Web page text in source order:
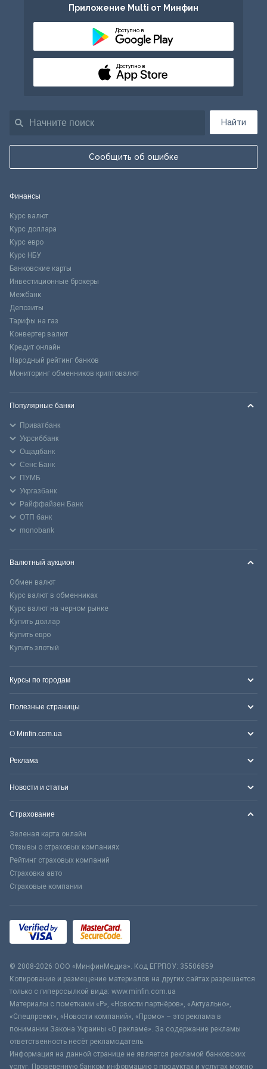
Найти
Сообщить об ошибке
Приложение Multi от Минфин
Доступно в
Доступно в
Финансы
Курс валют
Курс доллара
Курс евро
Курс НБУ
Банковские карты
Инвестиционные брокеры
Межбанк
Депозиты
Тарифы на газ
Конвертер валют
Кредит онлайн
Народный рейтинг банков
Мониторинг обменников криптовалют
Популярные банки
Приватбанк
Укрсиббанк
Ощадбанк
Сенс Банк
ПУМБ
Укргазбанк
Райффайзен Банк
ОТП банк
monobank
Валютный аукцион
Обмен валют
Курс валют в обменниках
Курс валют на черном рынке
Купить доллар
Купить евро
Купить злотый
Курсы по городам
Полезные страницы
О Minfin.com.ua
Реклама
Новости и статьи
Страхование
Зеленая карта онлайн
Отзывы о страховых компаниях
Рейтинг страховых компаний
Страховка авто
Страховые компании
© 2008-2026 ООО «МинфинМедиа». Код ЕГРПОУ: 35506859
Копирование и размещение материалов на других сайтах разрешается
только с гиперссылкой вида: www.minfin.com.ua
Материалы с пометками «Р», «Новости партнёров», «Актуально»,
«Спецпроект», «Новости компаний», «Промо» – это реклама в
понимании Закона Украины «О рекламе». За содержание рекламы
ответственность несёт рекламодатель.
Информация на данной странице не является рекламой банковских
услуг. Проверенную банком информацию о продуктах и услугах можно